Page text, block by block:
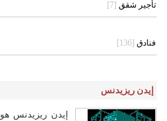
تأجير شقق [7]
فنادق [136]
إيدن ريزيدنس
إيدن ريزيدنس